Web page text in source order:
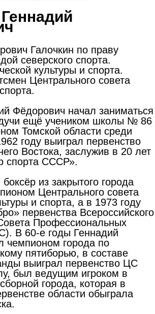
Галочкин по праву
северского спорта.
культуры и спорта.
Центрального совета
Фёдорович начал заниматься
ещё учеником школы № 86
Томской области среди
году выиграл первенство
Востока, заслужив в 20 лет
спорта СССР».
из закрытого города
Центрального совета
и спорта, а в 1973 году
первенства Всероссийского
Профессиональных
В 60-е годы Геннадий
чемпионом города по
пятиборью, в составе
выиграл первенство ЦС
был ведущим игроком в
города, которая в
области обыграла